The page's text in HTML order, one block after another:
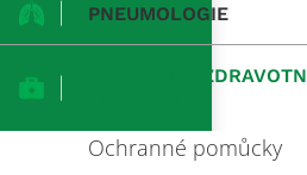
PNEUMOLOGIE
SPOTŘEBNÍ
Ochranné pomůcky